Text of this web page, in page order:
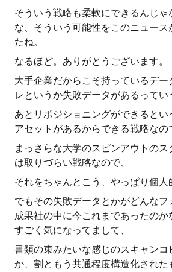
そういう戦略も柔軟にできるんじゃ
な、そういう可能性をこのニュース
たね。
なるほど。ありがとうございます。
大手企業だからこそ持っているデー
レというか失敗データがあるってい
あとリポジショニングができると
アセットがあるからできる戦略なの
まっさらな大学のスピンアウトの
は取りづらい戦略なので、
それをちゃんとこう、やっぱり個人
でもその失敗データとかがどんな
成果社の中に今これまであったの
すごく気になってまして、
書類の束みたいな感じのスキャン
か、割ともう共通程度構造化された